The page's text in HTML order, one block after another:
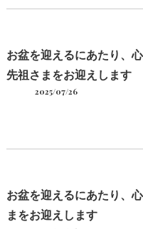
お盆を迎えるにあたり、
先祖さまをお迎えします
2025/07/26
お盆を迎えるにあたり、
まをお迎えします